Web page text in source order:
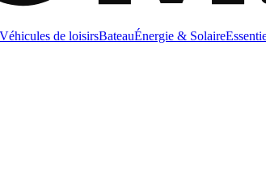
Véhicules de loisirsBateauÉnergie & Solaire